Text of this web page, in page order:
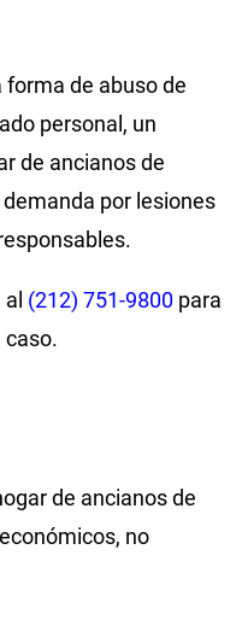
forma de abuso de
personal, un
de ancianos de
por lesiones
al (212) 751-9800 para
caso.
de ancianos de
no